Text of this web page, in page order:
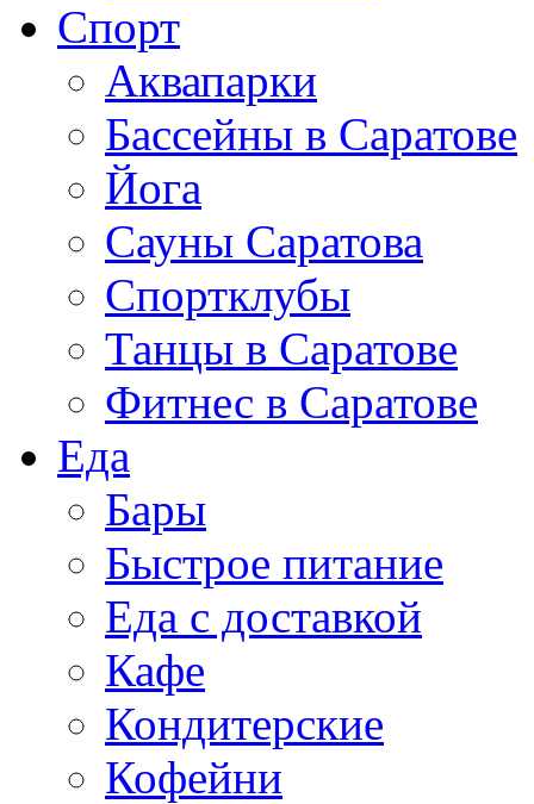
Спорт
Аквапарки
Бассейны в Саратове
Йога
Сауны Саратова
Спортклубы
Танцы в Саратове
Фитнес в Саратове
Еда
Бары
Быстрое питание
Еда с доставкой
Кафе
Кондитерские
Кофейни